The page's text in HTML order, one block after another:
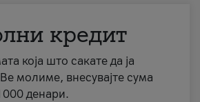
кредит
која што сакате да ја
молиме, внесувајте сума
денари.